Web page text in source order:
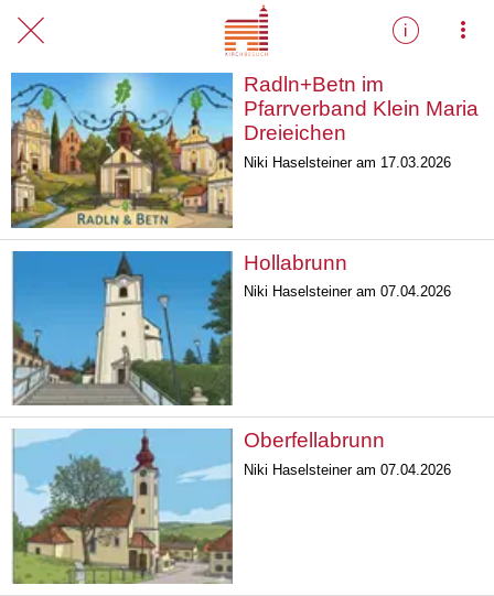
Radln+Betn im
Pfarrverband Klein Maria
Dreieichen
Niki Haselsteiner am 17.03.2026
Hollabrunn
Niki Haselsteiner am 07.04.2026
Oberfellabrunn
Niki Haselsteiner am 07.04.2026